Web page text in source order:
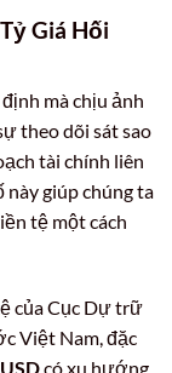
Giá Hối
mà chịu ảnh
theo dõi sát sao
tài chính liên
này giúp chúng ta
tệ một cách
của Cục Dự trữ
Việt Nam, đặc
USDcó xu hướng